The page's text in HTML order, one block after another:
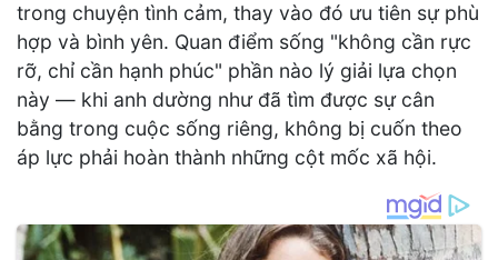
trong chuyện tình cảm, thay vào đó ưu tiên sự phù
hợp và bình yên. Quan điểm sống "không cần rực
rỡ, chỉ cần hạnh phúc" phần nào lý giải lựa chọn
này — khi anh dường như đã tìm được sự cân
bằng trong cuộc sống riêng, không bị cuốn theo
áp lực phải hoàn thành những cột mốc xã hội.